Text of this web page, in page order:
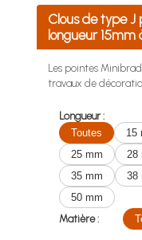
Clous de type J
longueur
Les pointes
travaux de
Longueur :
Toutes
15
25 mm
28
35 mm
38
50 mm
Matière :